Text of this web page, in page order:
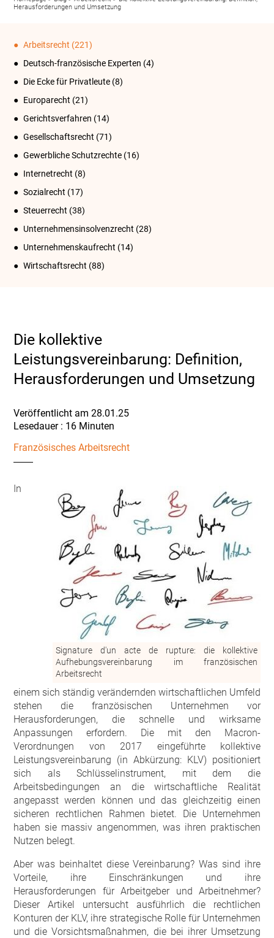
Herausforderungen und Umsetzung
Arbeitsrecht (221)
Deutsch-französische Experten (4)
Die Ecke für Privatleute (8)
Europarecht (21)
Gerichtsverfahren (14)
Gesellschaftsrecht (71)
Gewerbliche Schutzrechte (16)
Internetrecht (8)
Sozialrecht (17)
Steuerrecht (38)
Unternehmensinsolvenzrecht (28)
Unternehmenskaufrecht (14)
Wirtschaftsrecht (88)
Die kollektive
Leistungsvereinbarung: Definition,
Herausforderungen und Umsetzung
Veröffentlicht am 28.01.25
Französisches Arbeitsrecht
Signature d'un acte de rupture: die kollektive
Aufhebungsvereinbarung im französischen
Arbeitsrecht
In
einem sich ständig verändernden wirtschaftlichen Umfeld
stehen die französischen Unternehmen vor
Herausforderungen, die schnelle und wirksame
Anpassungen erfordern. Die mit den Macron-
Verordnungen von 2017 eingeführte kollektive
Leistungsvereinbarung (in Abkürzung: KLV) positioniert
sich als Schlüsselinstrument, mit dem die
Arbeitsbedingungen an die wirtschaftliche Realität
angepasst werden können und das gleichzeitig einen
sicheren rechtlichen Rahmen bietet. Die Unternehmen
haben sie massiv angenommen, was ihren praktischen
Nutzen belegt.
Aber was beinhaltet diese Vereinbarung? Was sind ihre
Vorteile, ihre Einschränkungen und ihre
Herausforderungen für Arbeitgeber und Arbeitnehmer?
Dieser Artikel untersucht ausführlich die rechtlichen
Konturen der KLV, ihre strategische Rolle für Unternehmen
und die Vorsichtsmaßnahmen, die bei ihrer Umsetzung